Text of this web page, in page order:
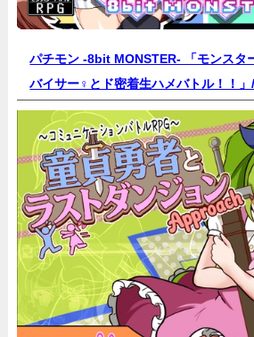
パチモン -8bit MONSTER- 「モンスタ
バイサー♀とド密着生ハメバトル！！」